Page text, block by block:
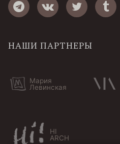
НАШИ ПАРТНЕРЫ
Мария
Левинская
HI
ARCH